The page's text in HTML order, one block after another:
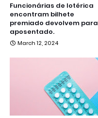
Funcionárias de lotérica
encontram bilhete
premiado devolvem para
aposentado.
March 12, 2024